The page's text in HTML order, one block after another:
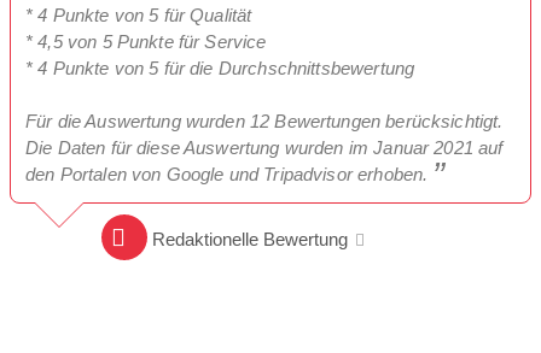
* 4 Punkte von 5 für Qualität
* 4,5 von 5 Punkte für Service
* 4 Punkte von 5 für die Durchschnittsbewertung
Für die Auswertung wurden 12 Bewertungen berücksichtigt.
Die Daten für diese Auswertung wurden im Januar 2021 auf
den Portalen von Google und Tripadvisor erhoben.
Redaktionelle Bewertung